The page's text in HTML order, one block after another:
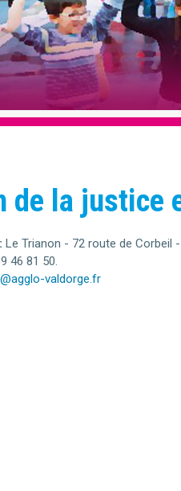
de la justice
Le Trianon - 72 route de Corbeil
46 81 50.
valdorge.fr